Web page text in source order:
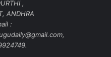
,
ANDHRA
: